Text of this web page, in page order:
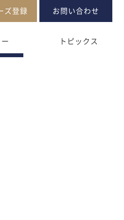
ズ登録 お問い合わせ
トピックス
トピックス